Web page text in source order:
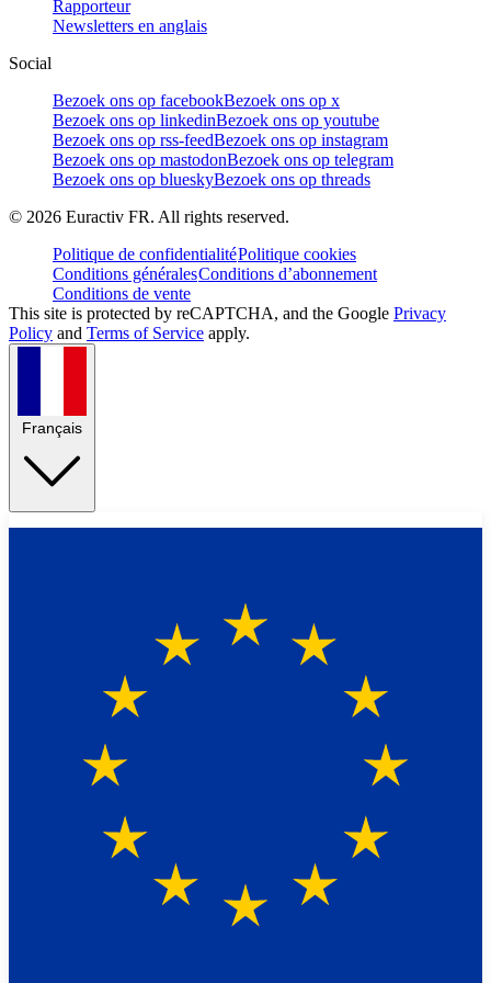
Rapporteur
Newsletters en anglais
Social
Bezoek ons op facebookBezoek ons op x
Bezoek ons op linkedinBezoek ons op youtube
Bezoek ons op rss-feedBezoek ons op instagram
Bezoek ons op mastodonBezoek ons op telegram
Bezoek ons op blueskyBezoek ons op threads
© 2026 Euractiv FR. All rights reserved.
Politique de confidentialitéPolitique cookies
Conditions généralesConditions d’abonnement
Conditions de vente
This site is protected by reCAPTCHA, and the Google Privacy
Policy and Terms of Service apply.
Français